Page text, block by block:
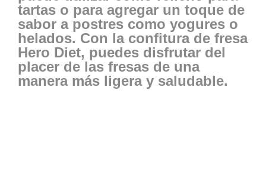
tartas o para agregar un toque de
sabor a postres como yogures o
helados. Con la confitura de fresa
Hero Diet, puedes disfrutar del
placer de las fresas de una
manera más ligera y saludable.